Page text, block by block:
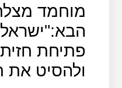
מוחמד
פתיחת
ולהסיט את